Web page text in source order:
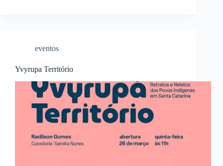
eventos
Yvyrupa Território